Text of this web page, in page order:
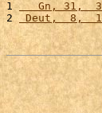
1
Gn, 31,
2 Deut,  8,